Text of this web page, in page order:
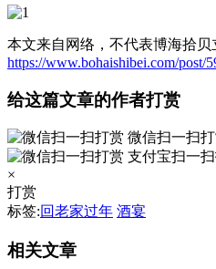
本文来自网络，不代表博海拾贝
https://www.bohaishibei.com/post/
给这篇文章的作者打赏
微信扫一扫
支付宝扫一
×
打赏
标签:回老家过年 酒宴
相关文章